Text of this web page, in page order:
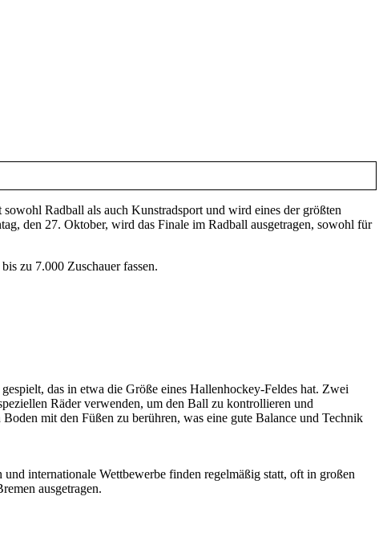
Radball als auch Kunstradsport und wird eines der größten
den 27. Oktober, wird das Finale im Radball ausgetragen, sowohl für
zu 7.000 Zuschauer fassen.
das in etwa die Größe eines Hallenhockey-Feldes hat. Zwei
Räder verwenden, um den Ball zu kontrollieren und
mit den Füßen zu berühren, was eine gute Balance und Technik
internationale Wettbewerbe finden regelmäßig statt, oft in großen
ausgetragen.